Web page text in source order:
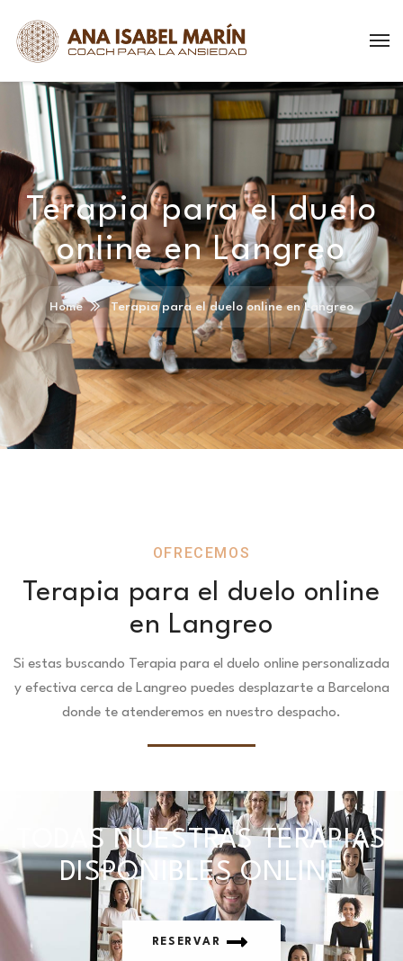
Terapia para el duelo
online en Langreo
Home Terapia para el duelo online en Langreo
OFRECEMOS
Terapia para el duelo online
en Langreo
Si estas buscando Terapia para el duelo online personalizada
y efectiva cerca de Langreo puedes desplazarte a Barcelona
donde te atenderemos en nuestro despacho.
TODAS NUESTRAS TERAPIAS
DISPONIBLES ONLINE
RESERVAR